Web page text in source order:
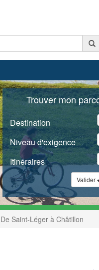
Trouver mon
Destination
Niveau d'exigence
Itinéraires
Valider
De Saint-Léger à Châtillon